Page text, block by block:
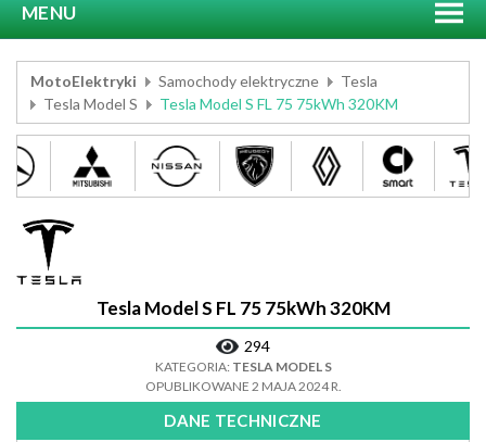
MENU
MotoElektryki Samochody elektryczne
Tesla
Tesla Model S
Tesla Model S FL 75 75kWh 320KM
Tesla Model S FL 75 75kWh 320KM
294
KATEGORIA: TESLA MODEL S
OPUBLIKOWANE 2 MAJA 2024 R.
DANE TECHNICZNE